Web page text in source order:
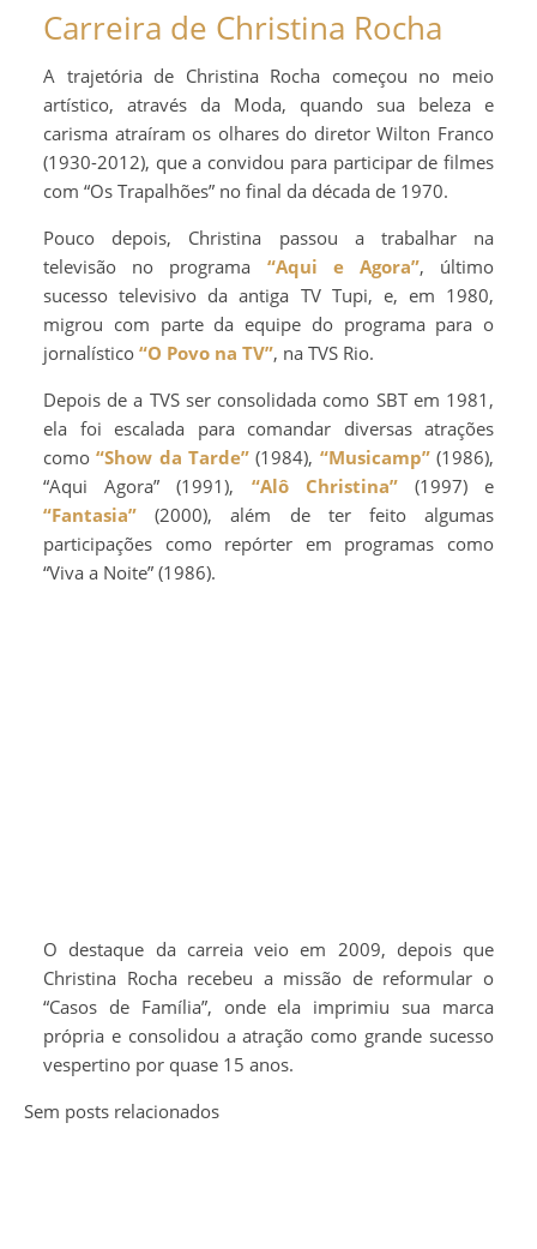
Carreira de Christina Rocha
A trajetória de Christina Rocha começou no meio
artístico, através da Moda, quando sua beleza e
carisma atraíram os olhares do diretor Wilton Franco
(1930-2012), que a convidou para participar de filmes
com “Os Trapalhões” no final da década de 1970.
Pouco depois, Christina passou a trabalhar na
televisão no programa “Aqui e Agora”, último
sucesso televisivo da antiga TV Tupi, e, em 1980,
migrou com parte da equipe do programa para o
jornalístico “O Povo na TV”, na TVS Rio.
Depois de a TVS ser consolidada como SBT em 1981,
ela foi escalada para comandar diversas atrações
como“Show da Tarde” (1984), “Musicamp”(1986),
“Aqui Agora” (1991), “Alô Christina”(1997) e
“Fantasia” (2000), além de ter feito algumas
participações como repórter em programas como
“Viva a Noite” (1986).
O destaque da carreia veio em 2009, depois que
Christina Rocha recebeu a missão de reformular o
“Casos de Família”, onde ela imprimiu sua marca
própria e consolidou a atração como grande sucesso
vespertino por quase 15 anos.
Sem posts relacionados